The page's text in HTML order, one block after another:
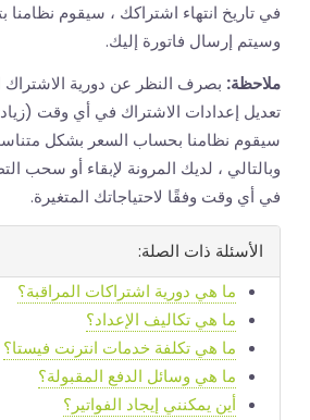
في تاريخ انتهاء اشتراكك ، سيقوم نظامنا
وسيتم إرسال فاتورة إليك.
ملاحظة: بصرف النظر عن دورية
تعديل إعدادات الاشتراك في أي وقت
سيقوم نظامنا بحساب السعر بشكل
وبالتالي ، لديك المرونة لإبقاء أو سحب
في أي وقت وفقًا لاحتياجاتك المتغيرة.
الأسئلة ذات الصلة:
ما هي دورية اشتراكات المراقبة؟
ما هي تكاليف الإعداد؟
ما هي تكلفة خدمات انترنت فيستا؟
ما هي وسائل الدفع المقبولة؟
أين يمكنني إيجاد الفواتير؟